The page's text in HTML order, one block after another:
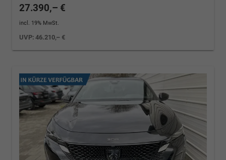
27.390,– €
incl. 19% MwSt.
UVP:46.210,– €